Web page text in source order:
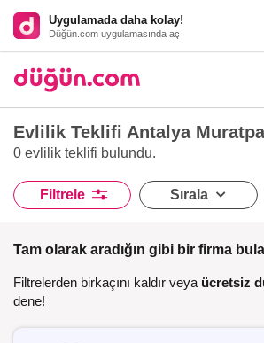
Uygulamada daha kolay!
Düğün.com uygulamasında aç
Evlilik Teklifi Antalya
0 evlilik teklifi bulundu.
Filtrele Sırala
Tam olarak aradığın gibi bir firma
Filtrelerden birkaçını kaldır veya ücretsiz
dene!